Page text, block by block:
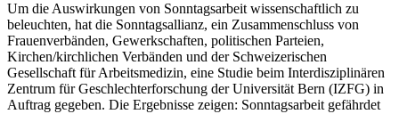
Um die Auswirkungen von Sonntagsarbeit wissenschaftlich zu
beleuchten, hat die Sonntagsallianz, ein Zusammenschluss von
Frauenverbänden, Gewerkschaften, politischen Parteien,
Kirchen/kirchlichen Verbänden und der Schweizerischen
Gesellschaft für Arbeitsmedizin, eine Studie beim Interdisziplinären
Zentrum für Geschlechterforschung der Universität Bern (IZFG) in
Auftrag gegeben. Die Ergebnisse zeigen: Sonntagsarbeit gefährdet